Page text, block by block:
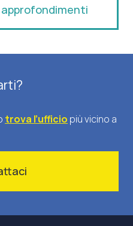
trova l’ufficio più vicino a